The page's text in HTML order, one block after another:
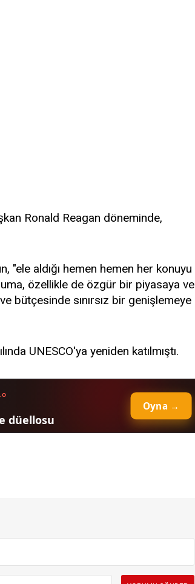
Ronald Reagan döneminde,
"ele aldığı hemen hemen her konuyu
özellikle de özgür bir piyasaya ve
bütçesinde sınırsız bir genişlemeye
UNESCO'ya yeniden katılmıştı.